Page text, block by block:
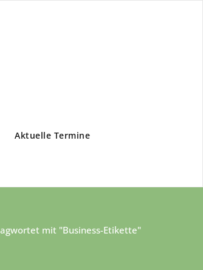
Aktuelle Termine
mit "Business-Etikette"